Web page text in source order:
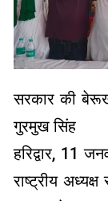
सरकार की
गुरमुख सिंह
हरिद्वार, 11
राष्ट्रीय